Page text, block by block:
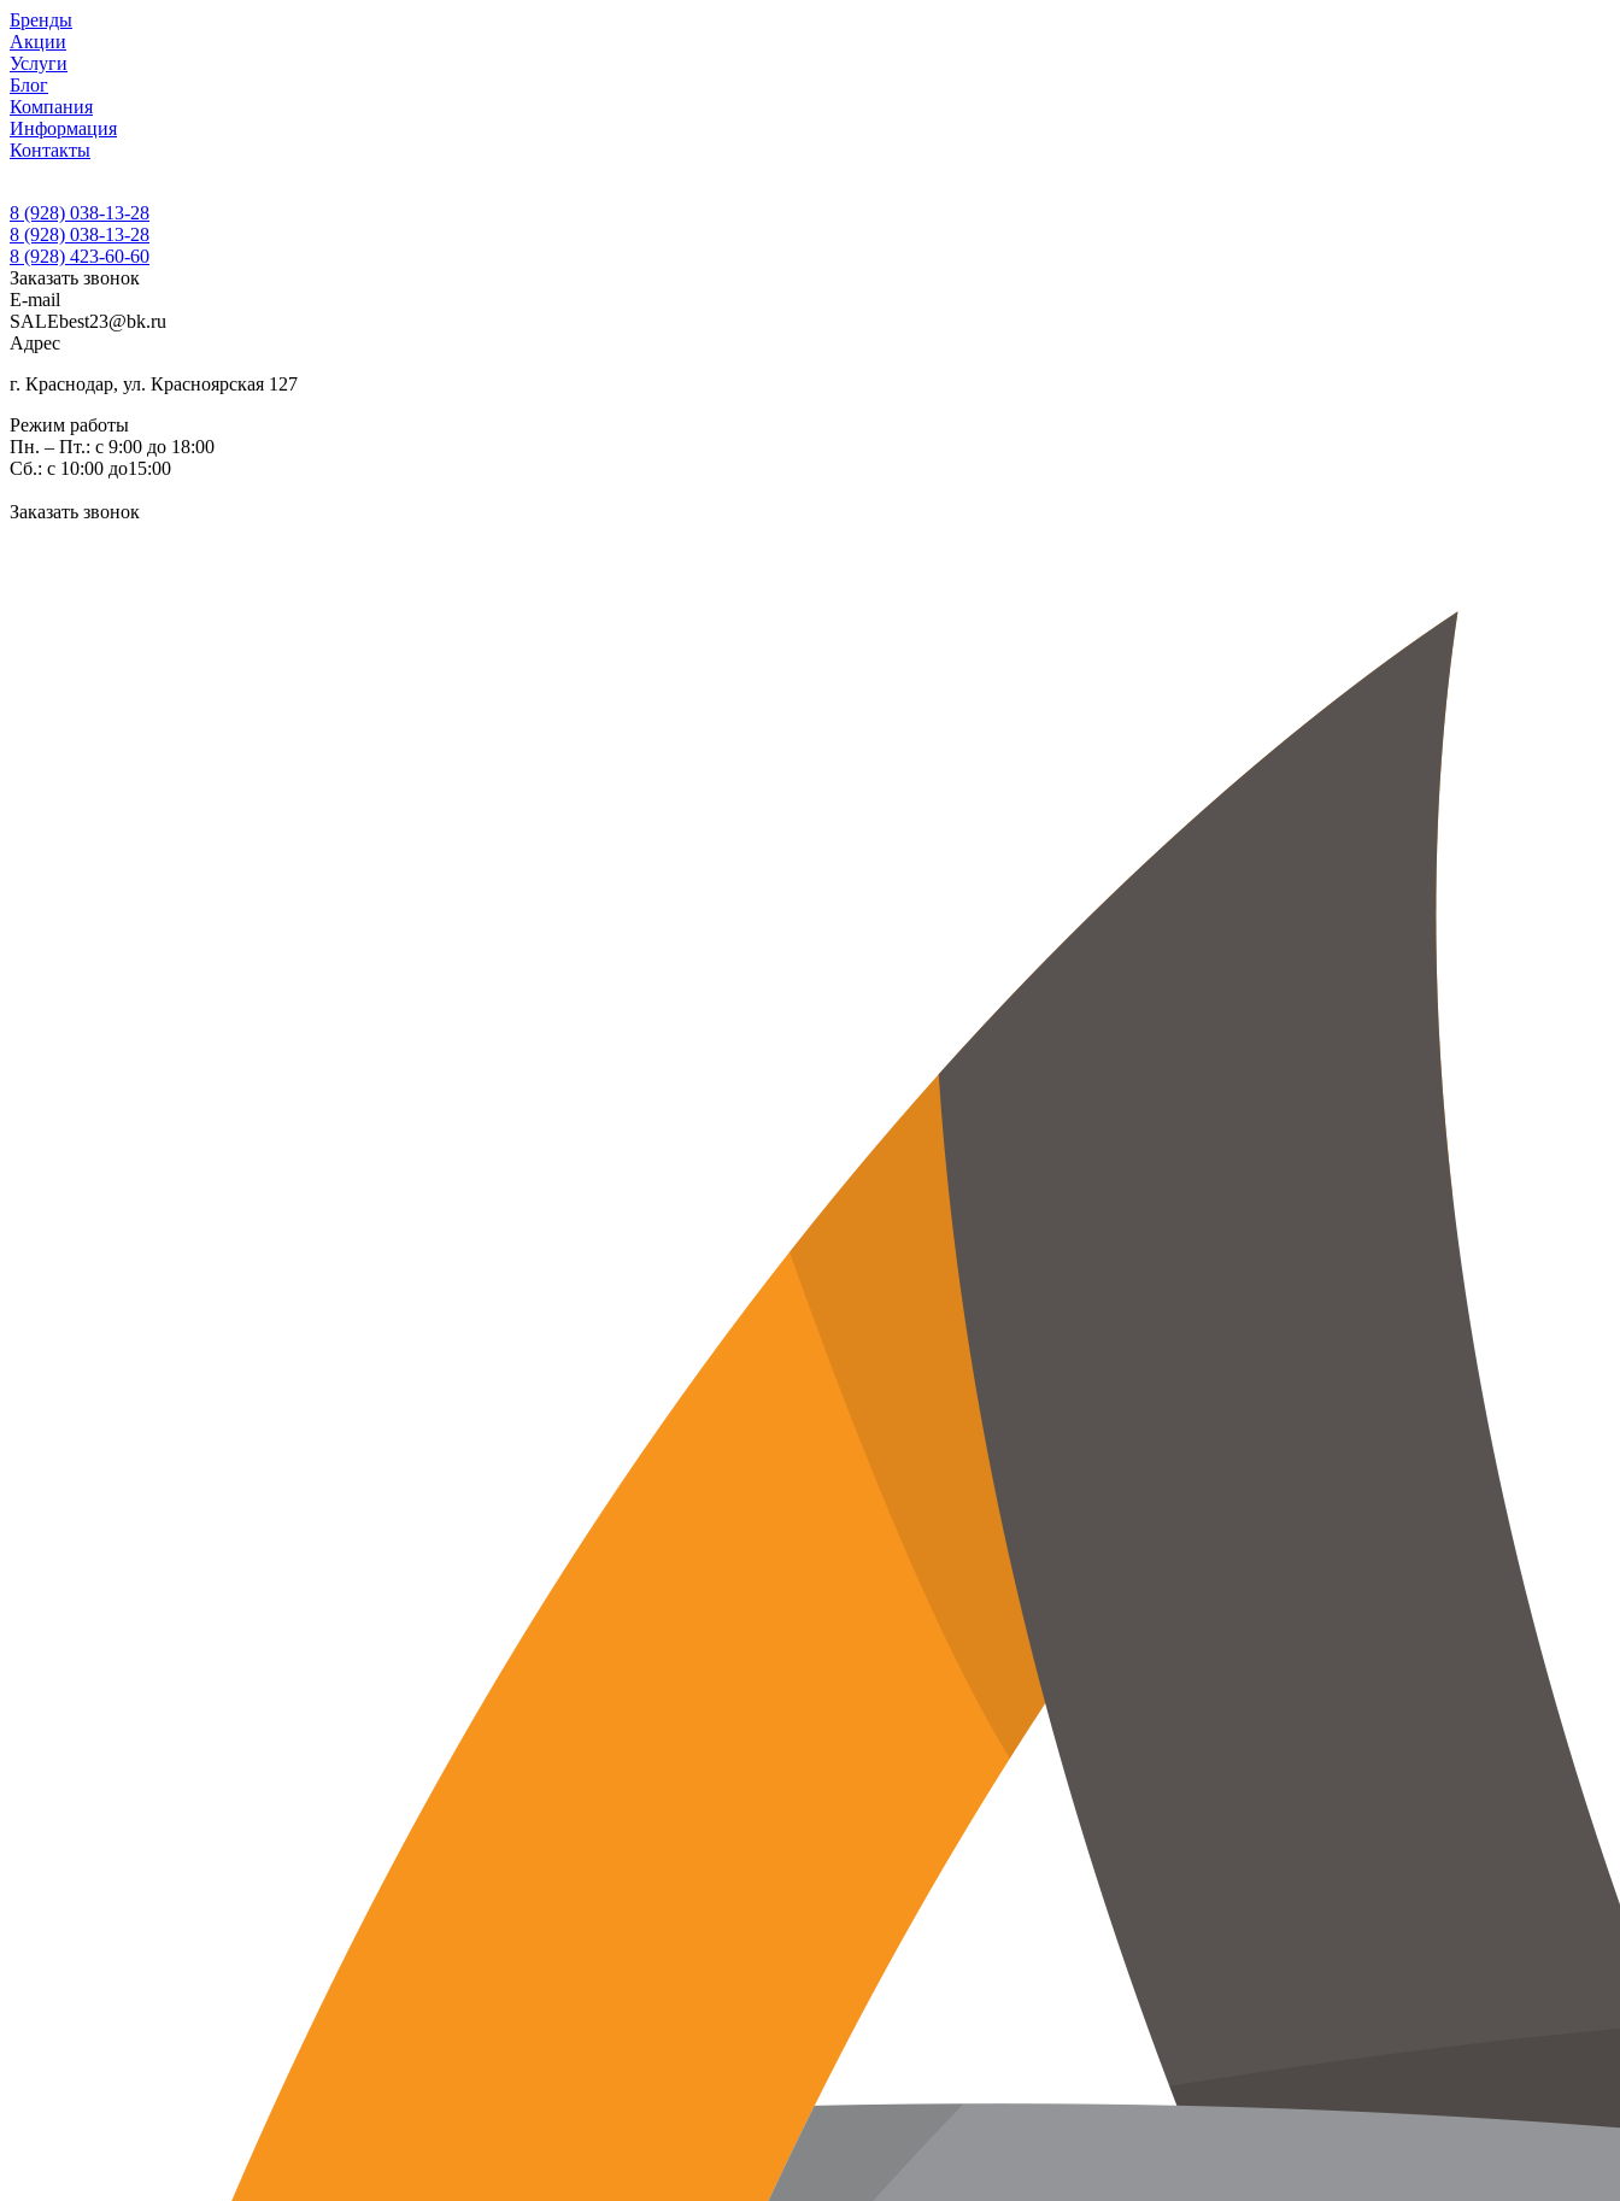
Бренды
Акции
Услуги
Блог
Компания
Информация
Контакты
8 (928) 038-13-28
8 (928) 038-13-28
8 (928) 423-60-60
Заказать звонок
E-mail
SALEbest23@bk.ru
Адрес
г. Краснодар, ул. Красноярская 127
Режим работы
Пн. – Пт.: с 9:00 до 18:00
Сб.: с 10:00 до15:00
Заказать звонок